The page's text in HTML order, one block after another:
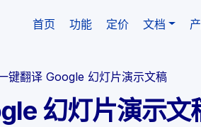
首页 (当前)
功能 定价 文档
键翻译 Google 幻灯片演示文稿
幻灯片演示文